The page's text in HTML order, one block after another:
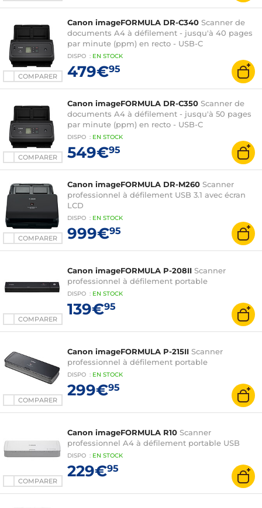
COMPARER
Canon imageFORMULA DR-C340 Scanner de
documents A4 à défilement - jusqu'à 40 pages
par minute (ppm) en recto - USB-C
DISPO : EN STOCK
479€95
COMPARER
Canon imageFORMULA DR-C350 Scanner de
documents A4 à défilement - jusqu'à 50 pages
par minute (ppm) en recto - USB-C
DISPO : EN STOCK
549€95
COMPARER
Canon imageFORMULA DR-M260 Scanner
professionnel à défilement USB 3.1 avec écran
LCD
DISPO : EN STOCK
999€95
COMPARER
Canon imageFORMULA P-208II Scanner
professionnel à défilement portable
DISPO : EN STOCK
139€95
COMPARER
Canon imageFORMULA P-215II Scanner
professionnel à défilement portable
DISPO : EN STOCK
299€95
COMPARER
Canon imageFORMULA R10 Scanner
professionnel A4 à défilement portable USB
DISPO : EN STOCK
229€95